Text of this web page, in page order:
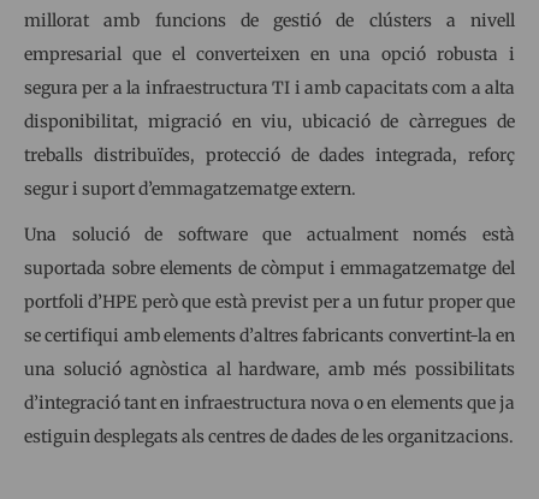
millorat amb funcions de gestió de clústers a nivell
empresarial que el converteixen en una opció robusta i
segura per a la infraestructura TI i amb capacitats com a alta
disponibilitat, migració en viu, ubicació de càrregues de
treballs distribuïdes, protecció de dades integrada, reforç
segur i suport d’emmagatzematge extern.
Una solució de software que actualment només està
suportada sobre elements de còmput i emmagatzematge del
portfoli d’HPE però que està previst per a un futur proper que
se certifiqui amb elements d’altres fabricants convertint-la en
una solució agnòstica al hardware, amb més possibilitats
d’integració tant en infraestructura nova o en elements que ja
estiguin desplegats als centres de dades de les organitzacions.